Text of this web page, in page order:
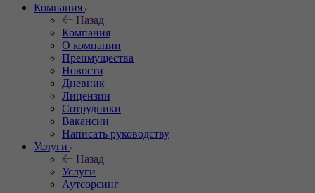
Компания
Назад
Компания
О компании
Преимущества
Новости
Дневник
Лицензии
Сотрудники
Вакансии
Написать руководству
Услуги
Назад
Услуги
Аутсорсинг